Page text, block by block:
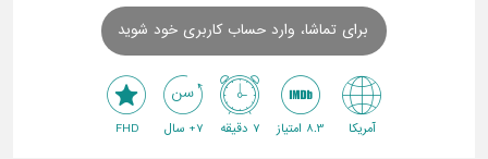
برای تماشا، وارد حساب کاربری خود شوید
آمریکا 8.3 امتیاز 7 دقیقه 7+ سال FHD